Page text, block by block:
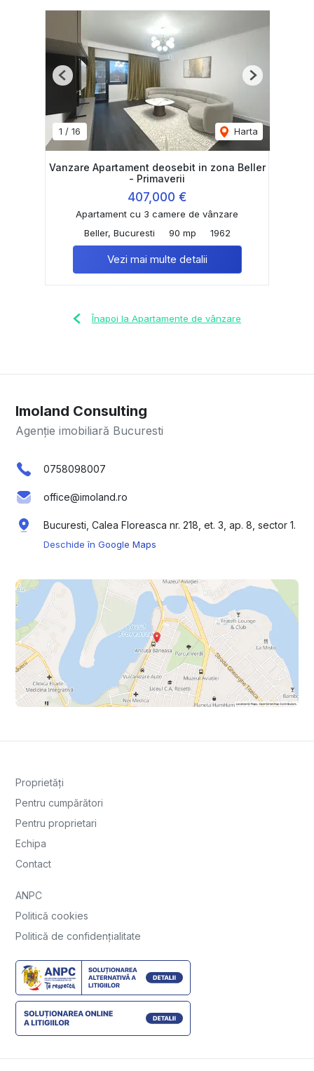
1 / 16 Harta
Previous Next
Vanzare Apartament deosebit in zona Beller
- Primaverii
407,000 €
Apartament cu 3 camere de vânzare
Beller, Bucuresti
90 mp 1962
Vezi mai multe detalii
Înapoi la Apartamente de vânzare
Imoland Consulting
Agenție imobiliară Bucuresti
0758098007
office@imoland.ro
Bucuresti, Calea Floreasca nr. 218, et. 3, ap. 8, sector 1.
Deschide în Google Maps
Proprietăți
Pentru cumpărători
Pentru proprietari
Echipa
Contact
ANPC
Politică cookies
Politică de confidențialitate